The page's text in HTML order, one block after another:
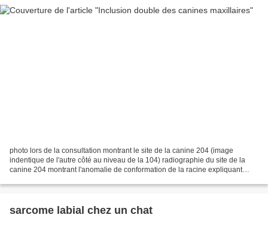
photo lors de la consultation montrant le site de la canine 204 (image
indentique de l'autre côté au niveau de la 104) radiographie du site de la
canine 204 montrant l'anomalie de conformation de la racine expliquant
sarcome labial chez un chat